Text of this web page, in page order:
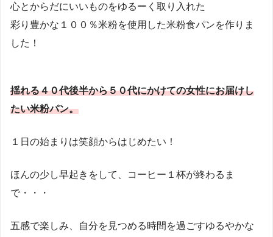
心とからだにいいものをゆるーく取り入れた
彩り豊かな１００％米粉を使用した米粉食パンを作りま
した！
揺れる４０代後半から５０代にかけての女性にお届けし
たい米粉パン。
１日の始まりは笑顔からはじめたい！
ほんの少し早起きをして、コーヒー１杯が終わるま
で・・・
五感で楽しみ、自分を見つめる時間を過ごすゆるやかな